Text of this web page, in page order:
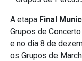
A etapa Final
Grupos de
e no dia 8 de
os Grupos de